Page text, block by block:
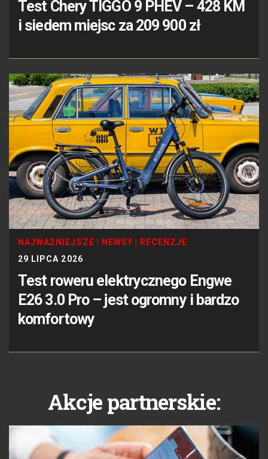
Test Chery TIGGO 9 PHEV – 428 KM
i siedem miejsc za 209 900 zł
NAJWAŻNIEJSZE NEWSY
RECENZJE
29 LIPCA 2026
Test roweru elektrycznego Engwe
E26 3.0 Pro – jest ogromny i bardzo
komfortowy
Akcje partnerskie: